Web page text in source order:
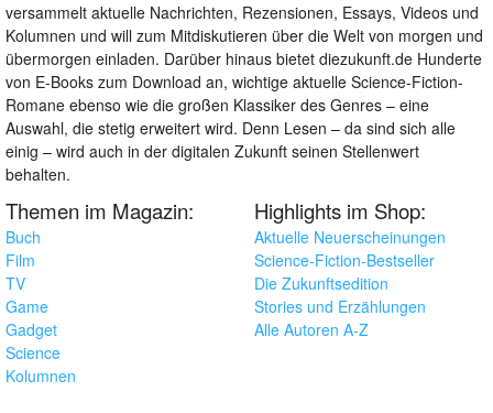
versammelt aktuelle Nachrichten, Rezensionen, Essays, Videos und
Kolumnen und will zum Mitdiskutieren über die Welt von morgen und
übermorgen einladen. Darüber hinaus bietet diezukunft.de Hunderte
von E-Books zum Download an, wichtige aktuelle Science-Fiction-
Romane ebenso wie die großen Klassiker des Genres – eine
Auswahl, die stetig erweitert wird. Denn Lesen – da sind sich alle
einig – wird auch in der digitalen Zukunft seinen Stellenwert
behalten.
Themen im Magazin:
Buch
Film
TV
Game
Gadget
Science
Kolumnen
Highlights im Shop:
Aktuelle Neuerscheinungen
Science-Fiction-Bestseller
Die Zukunftsedition
Stories und Erzählungen
Alle Autoren A-Z